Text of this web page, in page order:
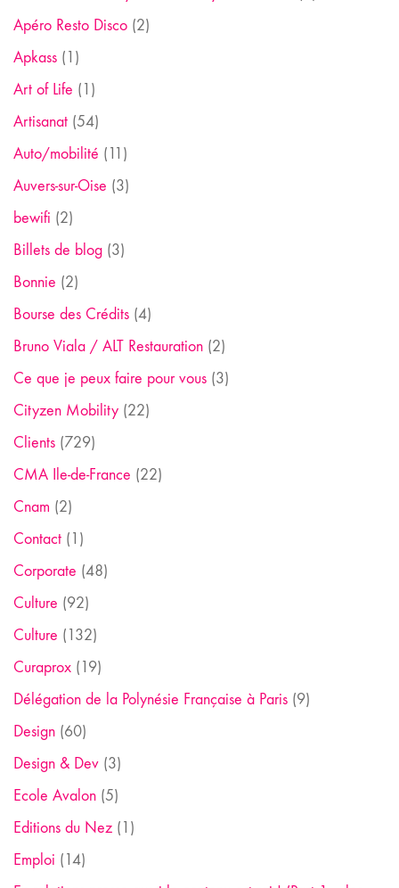
Apéro Resto Disco (2)
Apkass (1)
Art of Life (1)
Artisanat (54)
Auto/mobilité (11)
Auvers-sur-Oise (3)
bewifi (2)
Billets de blog (3)
Bonnie (2)
Bourse des Crédits (4)
Bruno Viala / ALT Restauration (2)
Ce que je peux faire pour vous (3)
Cityzen Mobility (22)
Clients (729)
CMA Ile-de-France (22)
Cnam (2)
Contact (1)
Corporate (48)
Culture (92)
Culture (132)
Curaprox (19)
Délégation de la Polynésie Française à Paris (9)
Design (60)
Design & Dev (3)
Ecole Avalon (5)
Editions du Nez (1)
Emploi (14)